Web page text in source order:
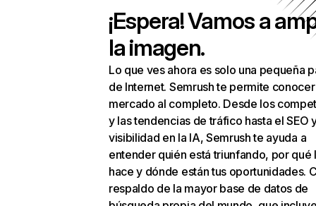
¡Espera! Vamos a
la imagen.
Lo que ves ahora es solo una pequeña
de Internet. Semrush te permite
mercado al completo. Desde los
y las tendencias de tráfico hasta el SEO
visibilidad en la IA, Semrush te ayuda a
entender quién está triunfando, por qué
hace y dónde están tus oportunidades.
respaldo de la mayor base de datos de